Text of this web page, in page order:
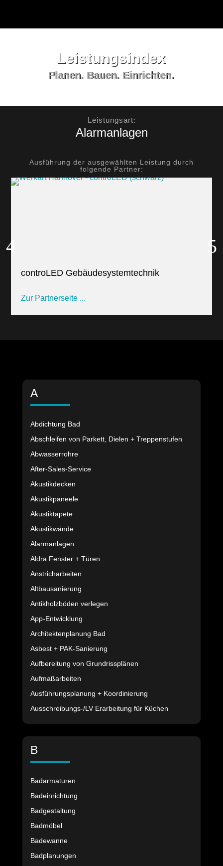
Leistungs­index
Planen. Bauen. Einrichten.
Leistungsart:
Alarmanlagen
Ausführung der ausgewählten Leistung durch
folgende Partner:
controLED Gebäudesystemtechnik
Zur Partnerseite ...
A
Abdichtung Bad
Abschleifen von Parkett, Dielen + Treppenstufen
Abwasserrohre
After-Sales-Service
Akustikdecken
Akustikpaneele
Akustiktapete
Akustikwände
Alarmanlagen
Aldra Fenster + Türen
Anstricharbeiten
Altbausanierung
Antikholzböden verlegen
App-Entwicklung
Architektenplanung Bad
Asbest + PAK-Sanierung
Aufbereitung von Grundrissplänen
Aufmaßarbeiten
Ausführungsplanung + Koordinierung
Ausschreibungs-/LV Erarbeitung für Küchen
B
Badarmaturen
Badeinrichtung
Badgestaltung
Badmöbel
Badewanne
Badplanungen